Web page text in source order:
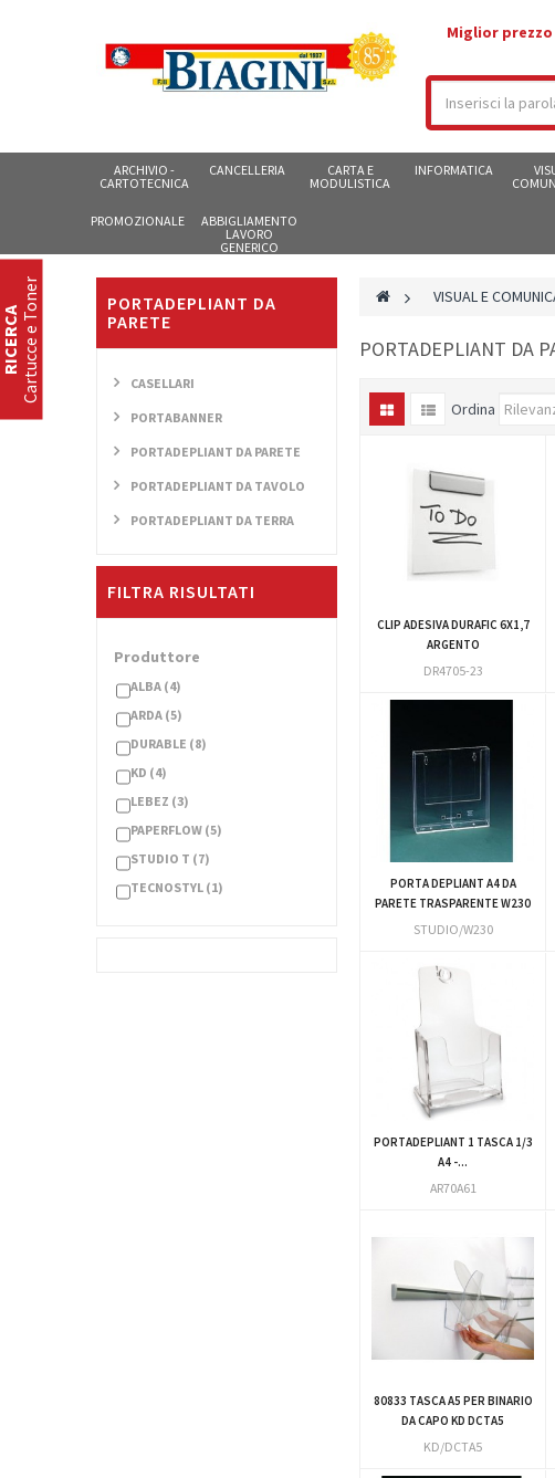
Miglior
ARCHIVIO -
CARTOTECNICA
CANCELLERIA
CARTA E
MODULISTICA
INFORMATICA
PROMOZIONALE
ABBIGLIAMENTO
LAVORO
GENERICO
PORTADEPLIANT DA
PARETE
CASELLARI
PORTABANNER
PORTADEPLIANT DA PARETE
PORTADEPLIANT DA TAVOLO
PORTADEPLIANT DA TERRA
FILTRA RISULTATI
Produttore
ALBA (4)
ARDA (5)
DURABLE (8)
KD (4)
LEBEZ (3)
PAPERFLOW (5)
STUDIO T (7)
TECNOSTYL (1)
> VISUAL E
PORTADEPLIANT DA
Ordina
CLIP ADESIVA DURAFIC 6X1,7
ARGENTO
DR4705-23
PORTA DEPLIANT A4 DA
PARETE TRASPARENTE W230
STUDIO/W230
PORTADEPLIANT 1 TASCA 1/3
A4 -...
AR70A61
80833 TASCA A5 PER BINARIO
DA CAPO KD DCTA5
KD/DCTA5
Cartucce e Toner